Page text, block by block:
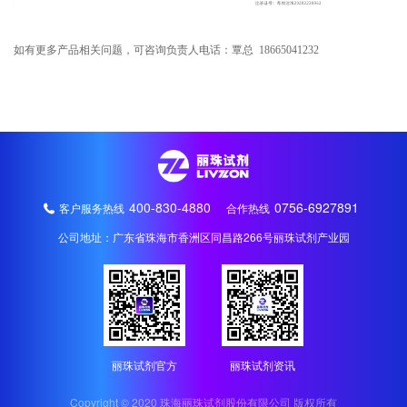
如有更多产品相关问题，可咨询负责人电话：覃总 18665041232
客户服务热线 400-830-4880 合作热线 0756-6927891
公司地址：广东省珠海市香洲区同昌路266号丽珠试剂产业园
丽珠试剂官方 丽珠试剂资讯
Copyright © 2020 珠海丽珠试剂股份有限公司 版权所有